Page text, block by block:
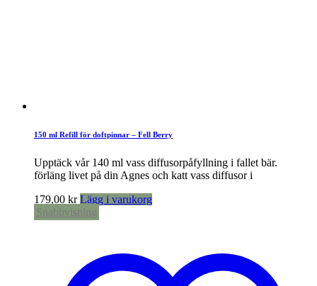
150 ml Refill för doftpinnar – Fell Berry
Upptäck vår 140 ml vass diffusorpåfyllning i fallet bär.
förläng livet på din Agnes och katt vass diffusor i
179,00 kr Lägg i varukorg
Snabbvisning